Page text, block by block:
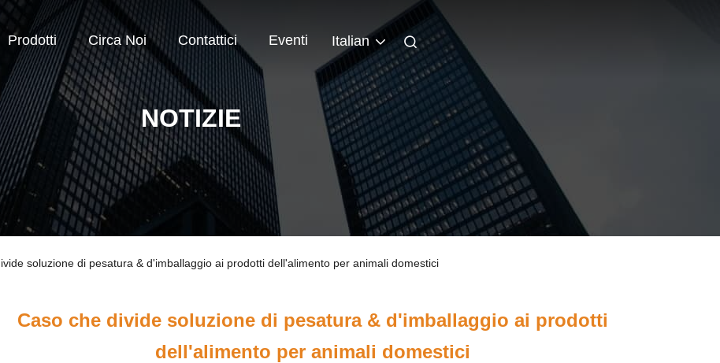
Prodotti Circa Noi Contattici Eventi Italian
NOTIZIE
soluzione di pesatura & d'imballaggio ai prodotti dell'alimento per animali domestici
Caso che divide soluzione di pesatura & d'imballaggio ai prodotti
dell'alimento per animali domestici